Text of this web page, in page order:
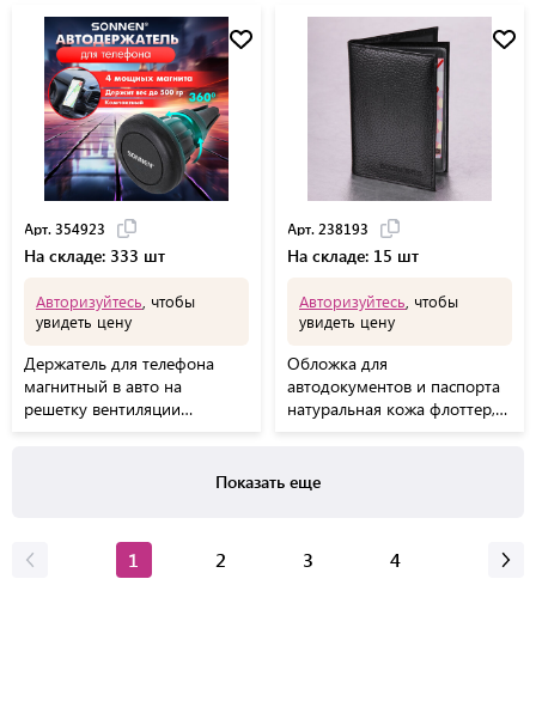
54122
Арт. 354923
На складе: 333 шт
Авторизуйтесь , чтобы
увидеть цену
Держатель для телефона
магнитный в авто на
решетку вентиляции
Арт. 238193
На складе: 15 шт
Авторизуйтесь , чтобы
увидеть цену
Обложка для
автодокументов и паспорта
натуральная кожа флоттер,
Показать еще
1 2 3 4